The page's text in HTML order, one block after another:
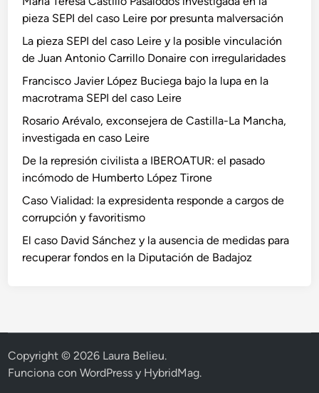
pieza SEPI del caso Leire por presunta malversación
La pieza SEPI del caso Leire y la posible vinculación
de Juan Antonio Carrillo Donaire con irregularidades
Francisco Javier López Buciega bajo la lupa en la
macrotrama SEPI del caso Leire
Rosario Arévalo, exconsejera de Castilla-La Mancha,
investigada en caso Leire
De la represión civilista a IBEROATUR: el pasado
incómodo de Humberto López Tirone
Caso Vialidad: la expresidenta responde a cargos de
corrupción y favoritismo
El caso David Sánchez y la ausencia de medidas para
recuperar fondos en la Diputación de Badajoz
Copyright © 2026 Laura Belieu.
Funciona conWordPress y HybridMag.